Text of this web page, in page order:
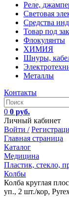
Реле,
Световая
Средства
Товар под
Флокулянты
ХИМИЯ
Шнуры,
Металлы
Контакты
0 0 руб.
Личный кабинет
Войти /
Главная страница
Каталог
Медицина
Пластик, стекло,
Колбы
Колба круглая
уп., 2 шт./кор,